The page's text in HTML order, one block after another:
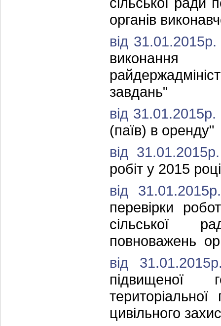
органів
від
завдань"
від
(паїв) в оренду"
від
робіт у 2015
від
перевірки
сільської
повноважень
від
підвищеної
цивільного